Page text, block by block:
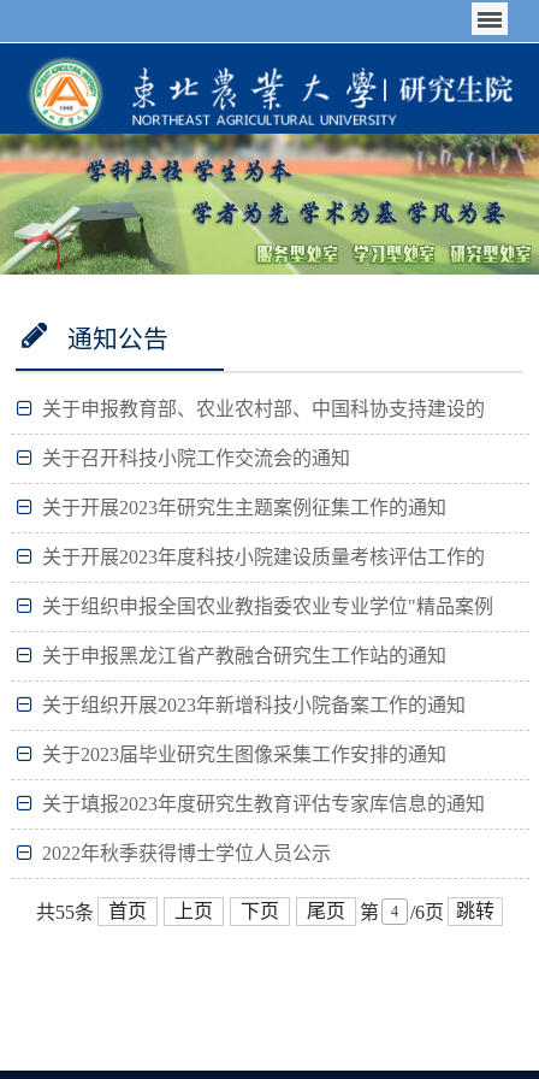
通知公告
关于申报教育部、农业农村部、中国科协支持建设的
第二批科技小院及科技小院集群的通知
关于召开科技小院工作交流会的通知
关于开展2023年研究生主题案例征集工作的通知
关于开展2023年度科技小院建设质量考核评估工作的
通知
关于组织申报全国农业教指委农业专业学位"精品案例
课堂”建设项目的通知
关于申报黑龙江省产教融合研究生工作站的通知
关于组织开展2023年新增科技小院备案工作的通知
关于2023届毕业研究生图像采集工作安排的通知
关于填报2023年度研究生教育评估专家库信息的通知
2022年秋季获得博士学位人员公示
共55条 首页 上页 下页 尾页 第 /6页 跳转